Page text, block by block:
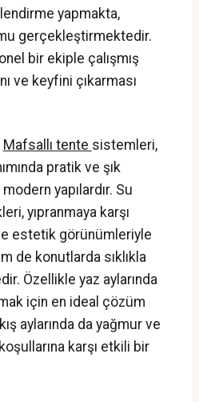
yapmakta,
gerçekleştirmektedir.
bir ekiple çalışmış
ve keyfini çıkarması
Mafsallı tente sistemleri,
pratik ve şık
yapılardır. Su
yıpranmaya karşı
estetik görünümleriyle
de konutlarda sıklıkla
Özellikle yaz aylarında
için en ideal çözüm
aylarında da yağmur ve
karşı etkili bir